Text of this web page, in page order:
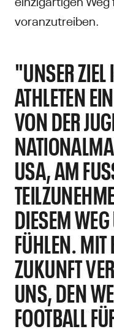
voranzutreiben.
"UNSER ZIEL
ATHLETEN
VON DER
USA, AM
DIESEM
FÜHLEN. MIT
ZUKUNFT
UNS, DEN
FOOTBALL